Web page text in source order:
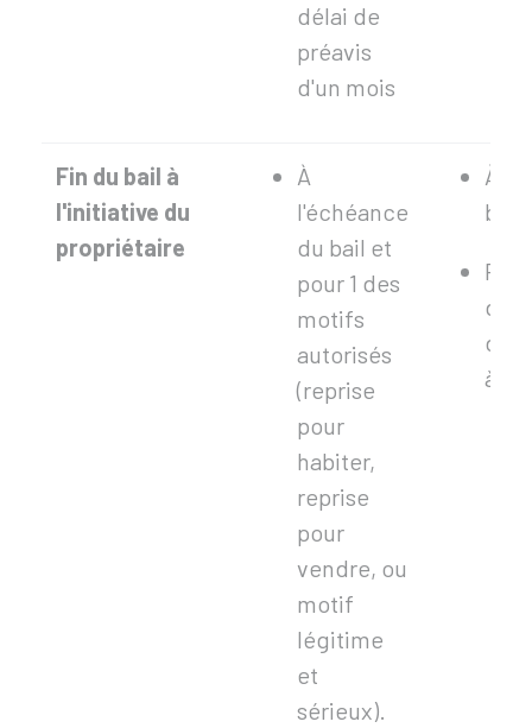
délai de
préavis
d'un mois
Fin du bail à
l'initiative du
propriétaire
À
l'échéance
du bail et
pour 1 des
motifs
autorisés
(reprise
pour
habiter,
reprise
pour
vendre, ou
motif
légitime
et
sérieux).
À
bail.
Pas
à